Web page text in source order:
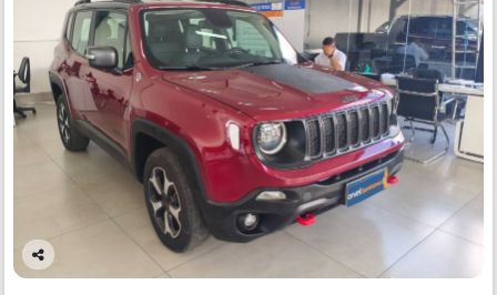
Co